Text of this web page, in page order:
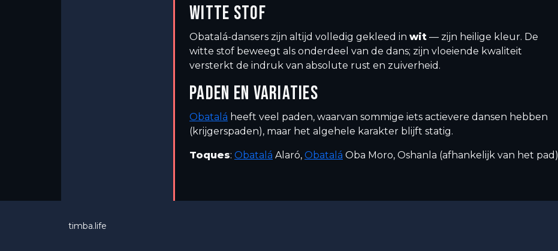
WITTE STOF
Obatalá-dansers zijn altijd volledig gekleed in wit — zijn heilige kleur. De
witte stof beweegt als onderdeel van de dans; zijn vloeiende kwaliteit
versterkt de indruk van absolute rust en zuiverheid.
PADEN EN VARIATIES
Obatalá heeft veel paden, waarvan sommige iets actievere dansen hebben
(krijgerspaden), maar het algehele karakter blijft statig.
Toques: Obatalá Alaró, Obatalá Oba Moro, Oshanla (afhankelijk van het pad)
timba.life